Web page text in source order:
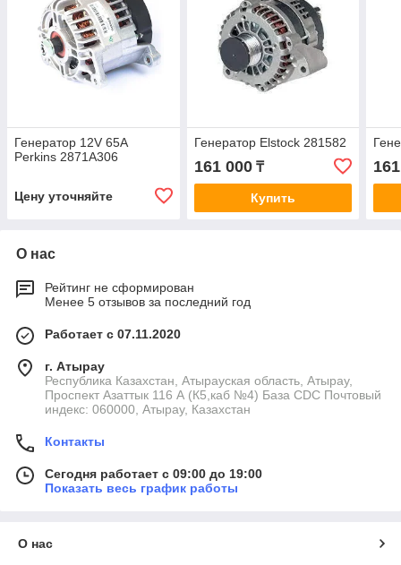
Генератор 12V 65A
Perkins 2871A306
Цену уточняйте
Генератор Elstock 281582
161 000₸
Купить
О нас
Рейтинг не сформирован
Менее 5 отзывов за последний год
Работает с 07.11.2020
г. Атырау
Республика Казахстан, Атырауская область, Атырау,
Проспект Азаттык 116 А (К5,каб №4) База CDC Почтовый
индекс: 060000, Атырау, Казахстан
Контакты
Сегодня работает с 09:00 до 19:00
Показать весь график работы
О нас